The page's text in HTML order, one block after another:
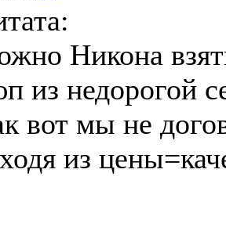
Никона
из недорогой
вот мы не
из